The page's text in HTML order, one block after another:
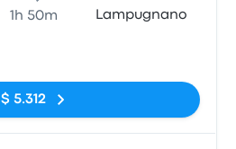
1h 50m Lampugnano
$ 5.312